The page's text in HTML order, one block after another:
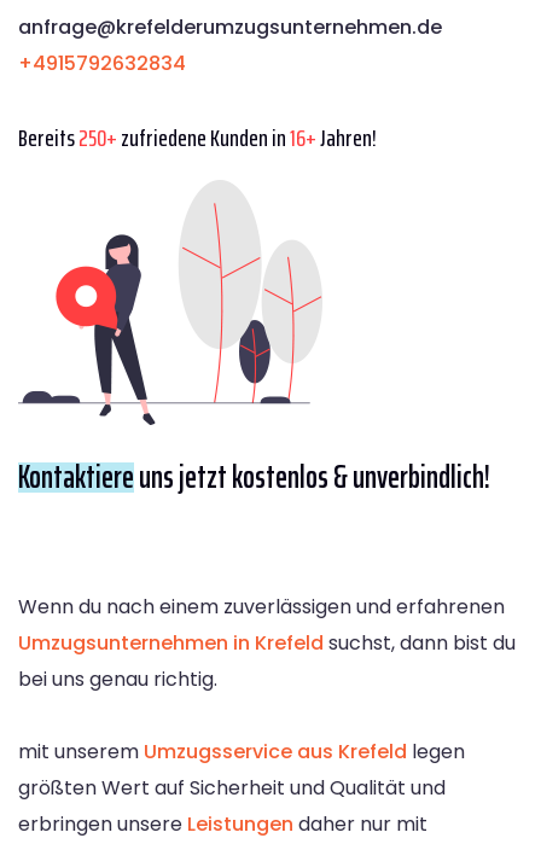
anfrage@krefelderumzugsunternehmen.de
+4915792632834
Bereits250+zufriedene Kunden in16+Jahren!
Kontaktiereuns jetzt kostenlos & unverbindlich!
Wenn du nach einem zuverlässigen und erfahrenen
Umzugsunternehmen in Krefeld suchst, dann bist du
bei uns genau richtig.
mit unserem Umzugsservice aus Krefeld legen
größten Wert auf Sicherheit und Qualität und
erbringen unsere Leistungen daher nur mit